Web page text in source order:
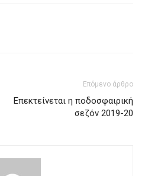
Επόμενο άρθρο
Επεκτείνεται η ποδοσφαιρική
σεζόν 2019-20